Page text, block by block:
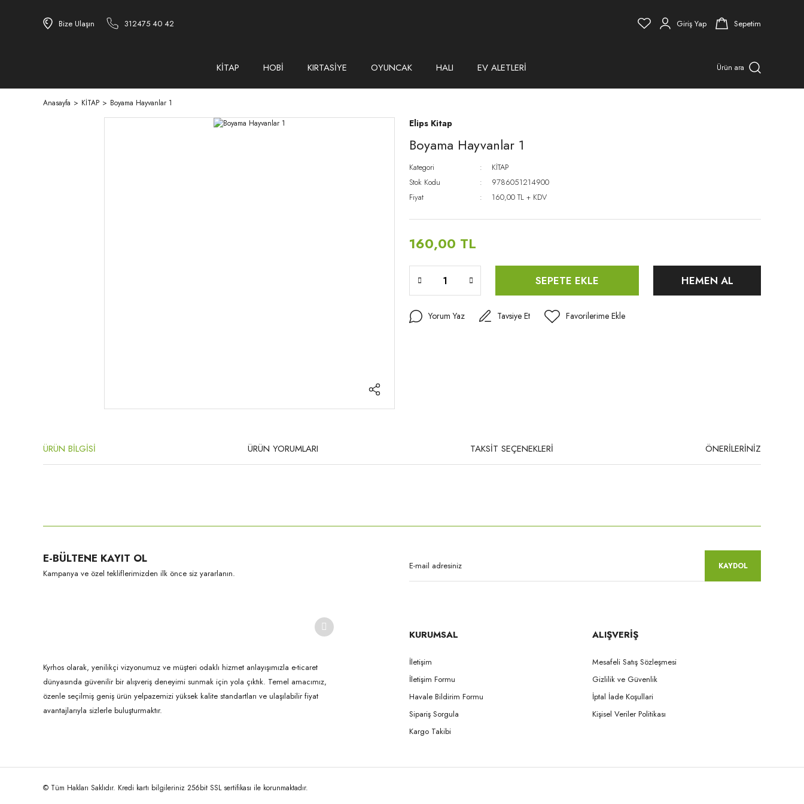
Bize Ulaşın 312475 40 42 Giriş Yap Sepetim
KİTAP HOBİ KIRTASİYE OYUNCAK HALI EV ALETLERİ Ürün ara
Anasayfa KİTAP Boyama Hayvanlar 1
Elips Kitap
Boyama Hayvanlar 1
Kategori
KİTAP
Stok Kodu
9786051214900
Fiyat
160,00 TL + KDV
160,00 TL
SEPETE EKLE HEMEN AL
Yorum Yaz Tavsiye Et
ÜRÜN BİLGİSİ ÜRÜN YORUMLARI TAKSİT SEÇENEKLERİ ÖNERİLERİNİZ
Ürün açıklamasında eksik bilgiler bulunuyor.
Ürün bilgilerinde hatalar bulunuyor.
E-BÜLTENE KAYIT OL
Kampanya ve özel tekliflerimizden ilk önce siz yararlanın.
KAYDOL
Kyrhos olarak, yenilikçi vizyonumuz ve müşteri odaklı hizmet anlayışımızla e-ticaret
dünyasında güvenilir bir alışveriş deneyimi sunmak için yola çıktık. Temel amacımız,
özenle seçilmiş geniş ürün yelpazemizi yüksek kalite standartları ve ulaşılabilir fiyat
avantajlarıyla sizlerle buluşturmaktır.
KURUMSAL
İletişim
İletişim Formu
Havale Bildirim Formu
Sipariş Sorgula
Kargo Takibi
ALIŞVERİŞ
Mesafeli Satış Sözleşmesi
Gizlilik ve Güvenlik
İptal İade Koşullari
Kişisel Veriler Politikası
© Tüm Hakları Saklıdır. Kredi kartı bilgileriniz 256bit SSL sertifikası ile korunmaktadır.